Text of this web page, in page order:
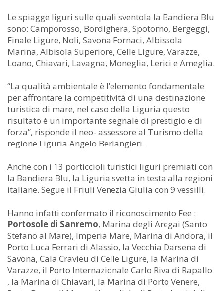
Le spiagge liguri sulle quali sventola la Bandiera Blu
sono: Camporosso, Bordighera, Spotorno, Bergeggi,
Finale Ligure, Noli, Savona Fornaci, Albissola
Marina, Albisola Superiore, Celle Ligure, Varazze,
Loano, Chiavari, Lavagna, Moneglia, Lerici e Ameglia.
“La qualità ambientale è l’elemento fondamentale
per affrontare la competitività di una destinazione
turistica di mare, nel caso della Liguria questo
risultato è un importante segnale di prestigio e di
forza”, risponde il neo- assessore al Turismo della
regione Liguria Angelo Berlangieri.
Anche con i 13 porticcioli turistici liguri premiati con
la Bandiera Blu, la Liguria svetta in testa alla regioni
italiane. Segue il Friuli Venezia Giulia con 9 vessilli.
Hanno infatti confermato il riconoscimento Fee :
Portosole di Sanremo, Marina degli Aregai (Santo
Stefano al Mare), Imperia Mare, Marina di Andora, il
Porto Luca Ferrari di Alassio, la Vecchia Darsena di
Savona, Cala Cravieu di Celle Ligure, la Marina di
Varazze, il Porto Internazionale Carlo Riva di Rapallo
, la Marina di Chiavari, la Marina di Porto Venere,